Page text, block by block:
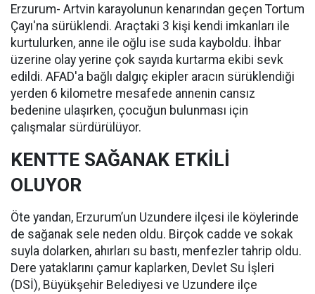
Erzurum- Artvin karayolunun kenarından geçen Tortum
Çayı'na sürüklendi. Araçtaki 3 kişi kendi imkanları ile
kurtulurken, anne ile oğlu ise suda kayboldu. İhbar
üzerine olay yerine çok sayıda kurtarma ekibi sevk
edildi. AFAD'a bağlı dalgıç ekipler aracın sürüklendiği
yerden 6 kilometre mesafede annenin cansız
bedenine ulaşırken, çocuğun bulunması için
çalışmalar sürdürülüyor.
​KENTTE SAĞANAK ETKİLİ
OLUYOR
Öte yandan, Erzurum’un Uzundere ilçesi ile köylerinde
de sağanak sele neden oldu. Birçok cadde ve sokak
suyla dolarken, ahırları su bastı, menfezler tahrip oldu.
Dere yataklarını çamur kaplarken, Devlet Su İşleri
(DSİ), Büyükşehir Belediyesi ve Uzundere ilçe